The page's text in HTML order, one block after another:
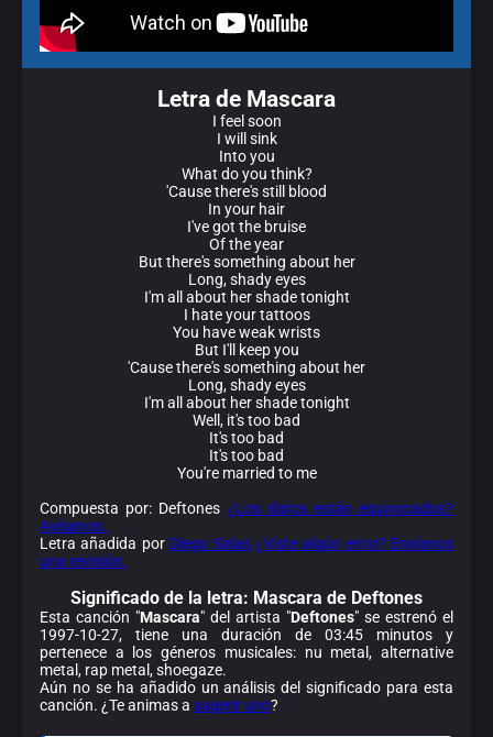
Letra de Mascara
I feel soon
I will sink
Into you
What do you think?
'Cause there's still blood
In your hair
I've got the bruise
Of the year
But there's something about her
Long, shady eyes
I'm all about her shade tonight
I hate your tattoos
You have weak wrists
But I'll keep you
'Cause there's something about her
Long, shady eyes
I'm all about her shade tonight
Well, it's too bad
It's too bad
It's too bad
You're married to me
Compuesta por: Deftones ¿Los datos están equivocados?
Avísanos.
Letra añadida por Diego Salas ¿Viste algún error? Envíanos
una revisión.
Significado de la letra: Mascara de Deftones
Esta canción "Mascara" del artista "Deftones" se estrenó el
1997-10-27, tiene una duración de 03:45 minutos y
pertenece a los géneros musicales: nu metal, alternative
metal, rap metal, shoegaze.
Aún no se ha añadido un análisis del significado para esta
canción. ¿Te animas a sugerir uno?